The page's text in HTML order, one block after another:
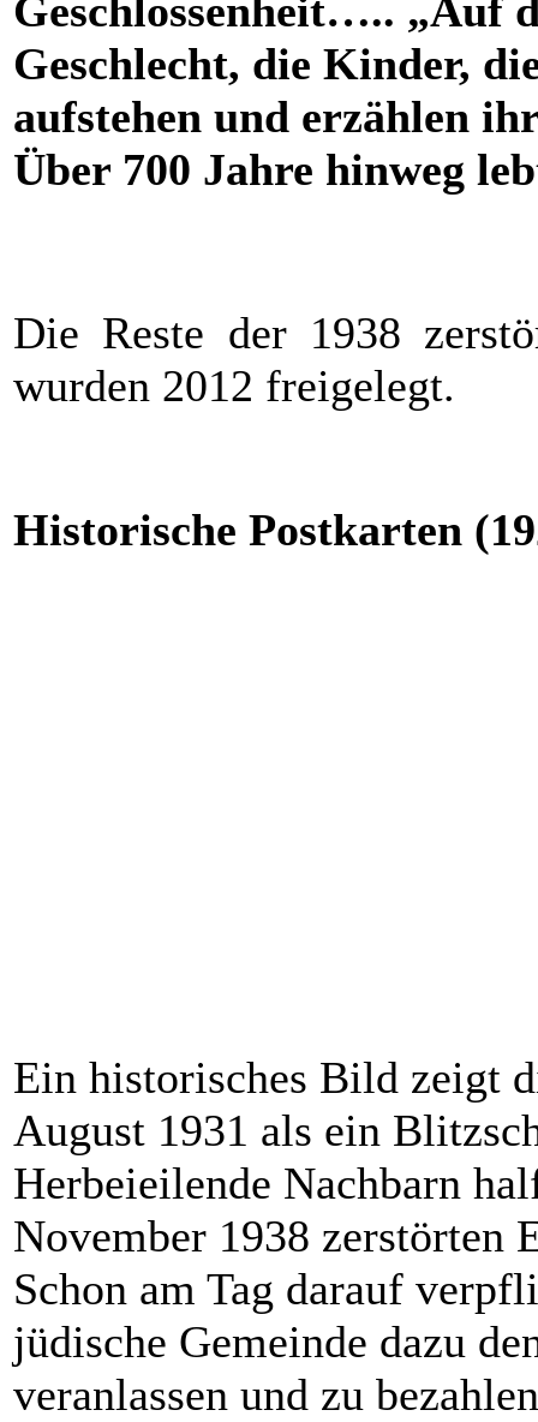
Geschlossenheit….. „Auf
Geschlecht, die Kinder,
aufstehen und erzählen
Über 700 Jahre hinweg
Die Reste der 1938
wurden 2012 freigelegt.
Historische Postkarten
Ein historisches Bild zeigt
August 1931 als ein
Herbeieilende Nachbarn
November 1938 zerstörten
Schon am Tag darauf
jüdische Gemeinde dazu
veranlassen und zu